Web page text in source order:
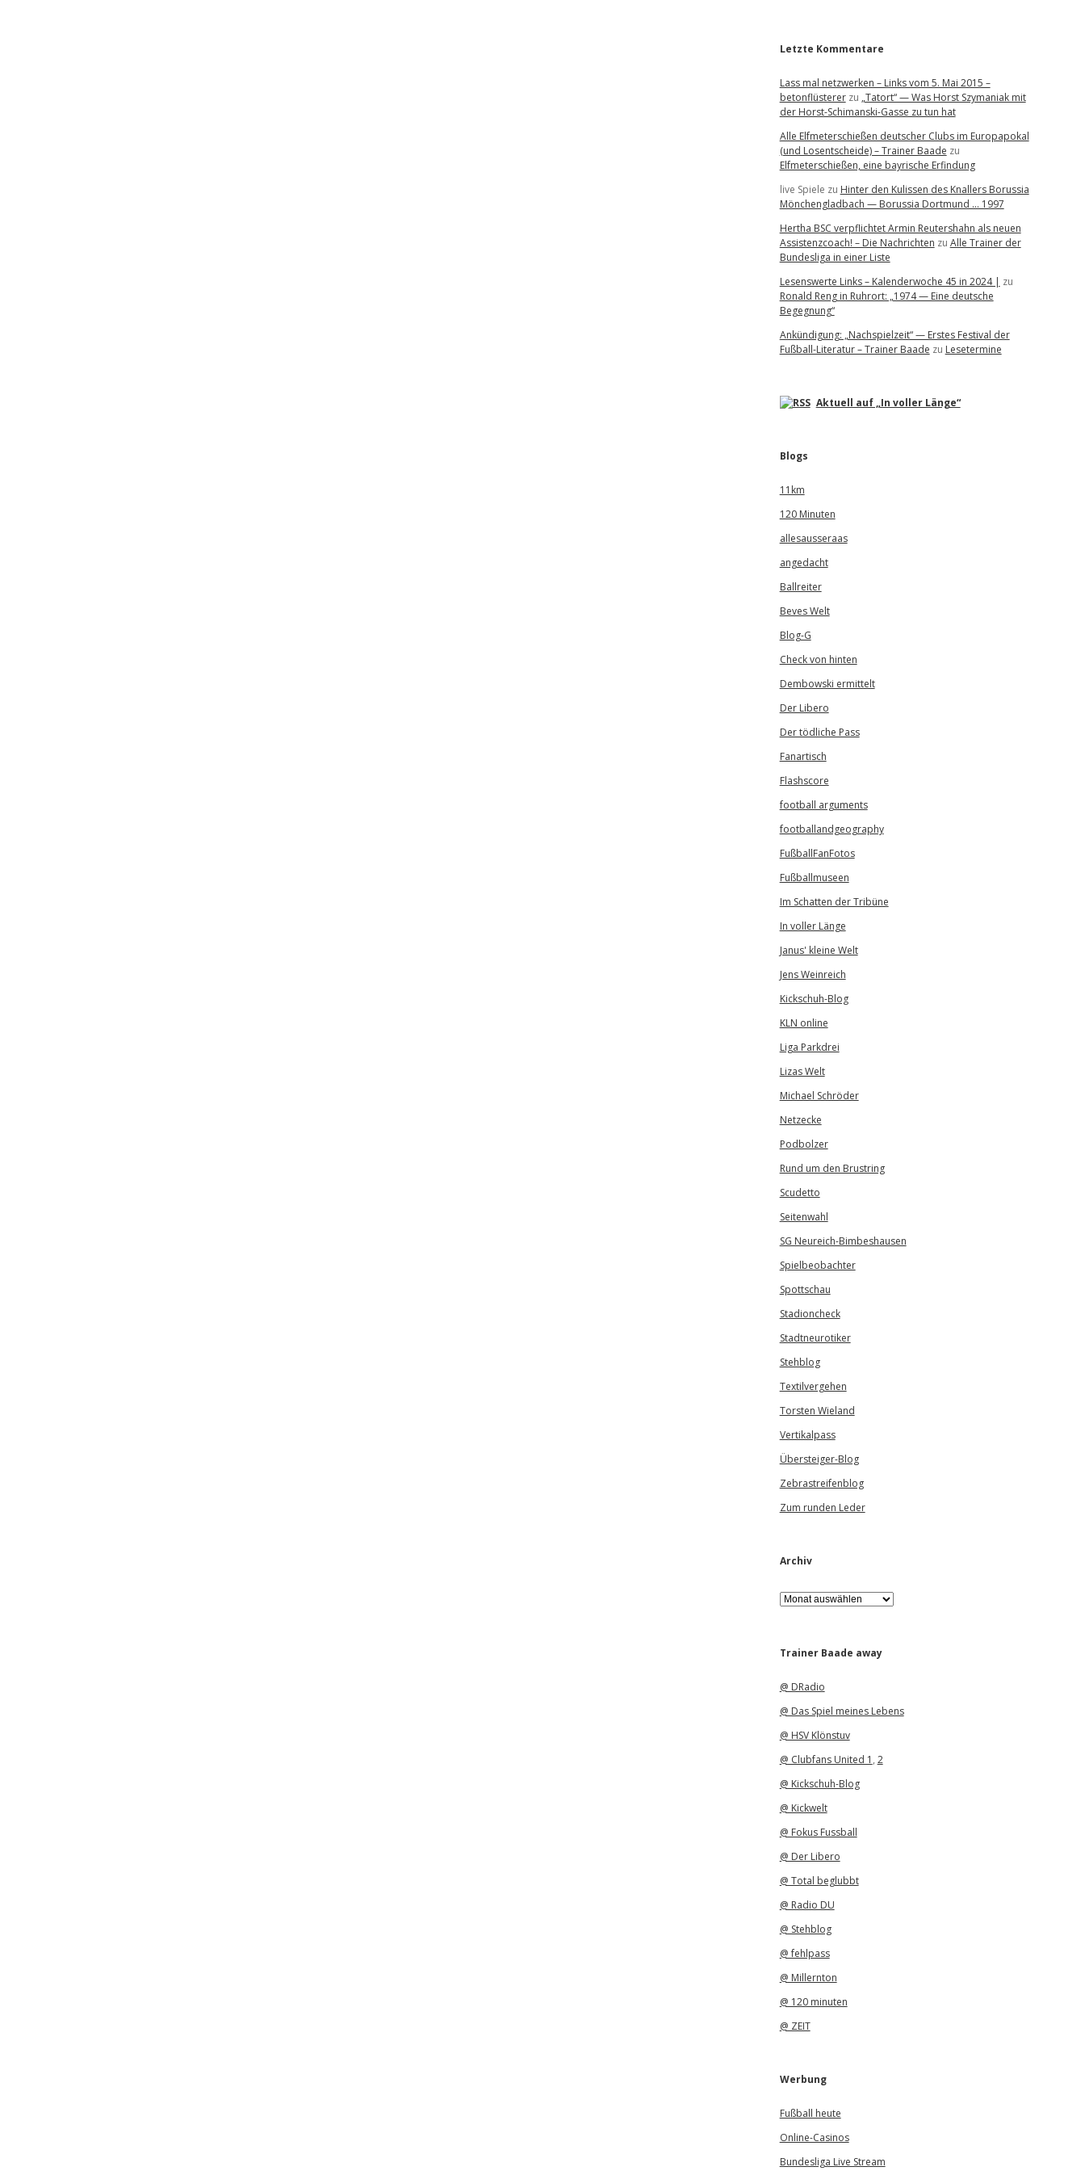
Letzte Kommentare
Lass mal netzwerken – Links vom 5. Mai 2015 –
betonflüstererzu „Tatort“ — Was Horst Szymaniak mit
der Horst-Schimanski-Gasse zu tun hat
Alle Elfmeterschießen deutscher Clubs im Europapokal
(und Losentscheide) – Trainer Baade zu
Elfmeterschießen, eine bayrische Erfindung
live Spiele zu Hinter den Kulissen des Knallers Borussia
Mönchengladbach — Borussia Dortmund … 1997
Hertha BSC verpflichtet Armin Reutershahn als neuen
Assistenzcoach! – Die Nachrichten zu Alle Trainer der
Bundesliga in einer Liste
Lesenswerte Links – Kalenderwoche 45 in 2024 | zu
Ronald Reng in Ruhrort: „1974 — Eine deutsche
Begegnung“
Ankündigung: „Nachspielzeit“ — Erstes Festival der
Fußball-Literatur – Trainer Baade zu Lesetermine
Aktuell auf „In voller Länge“
Blogs
11km
120 Minuten
allesausseraas
angedacht
Ballreiter
Beves Welt
Blog-G
Check von hinten
Dembowski ermittelt
Der Libero
Der tödliche Pass
Fanartisch
Flashscore
football arguments
footballandgeography
FußballFanFotos
Fußballmuseen
Im Schatten der Tribüne
In voller Länge
Janus' kleine Welt
Jens Weinreich
Kickschuh-Blog
KLN online
Liga Parkdrei
Lizas Welt
Michael Schröder
Netzecke
Podbolzer
Rund um den Brustring
Scudetto
Seitenwahl
SG Neureich-Bimbeshausen
Spielbeobachter
Spottschau
Stadioncheck
Stadtneurotiker
Stehblog
Textilvergehen
Torsten Wieland
Vertikalpass
Übersteiger-Blog
Zebrastreifenblog
Zum runden Leder
Archiv
A
r
iTrainer Baade away
@ DRadio
@ Das Spiel meines Lebens
@ HSV Klönstuv
@ Clubfans United 1 , 2
@ Kickschuh-Blog
@ Kickwelt
@ Fokus Fussball
@ Der Libero
@ Total beglubbt
@ Radio DU
@ Stehblog
@ fehlpass
@ Millernton
@ 120 minuten
@ ZEIT
Werbung
Fußball heute
Online-Casinos
Bundesliga Live Stream